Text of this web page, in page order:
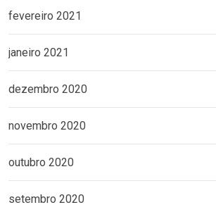
fevereiro 2021
janeiro 2021
dezembro 2020
novembro 2020
outubro 2020
setembro 2020